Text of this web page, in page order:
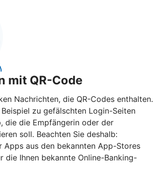
mit QR-Code
Nachrichten, die QR-Codes enthalten.
zu gefälschten Login-Seiten
die die Empfängerin oder der
soll. Beachten Sie deshalb:
Apps aus den bekannten App-Stores
die Ihnen bekannte Online-Banking-